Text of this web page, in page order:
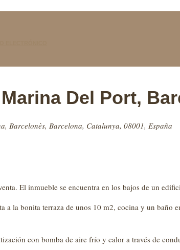
Del Port,
Barcelonès, Barcelona, Catalunya, 08001, España
El inmueble se encuentra en los bajos de un
a la bonita terraza de unos 10 m2, cocina y un
con bomba de aire frío y calor a través de